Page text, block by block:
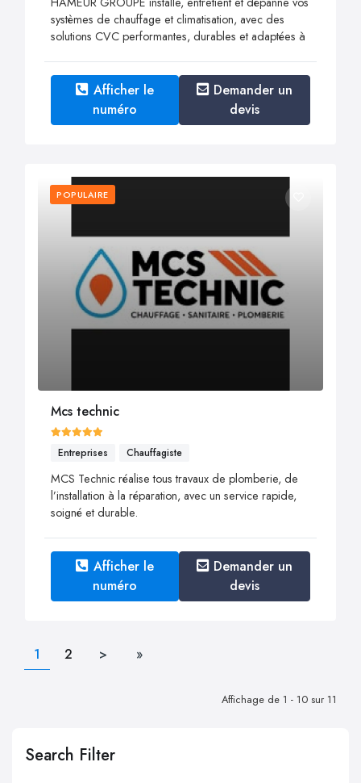
Search Filter
systèmes de chauffage et climatisation, avec des
solutions CVC performantes, durables et adaptées à
Afficher le
numéro
Demander un
devis
POPULAIRE
Mcs technic
Entreprises Chauffagiste
MCS Technic réalise tous travaux de plomberie, de
l’installation à la réparation, avec un service rapide,
soigné et durable.
Afficher le
numéro
Demander un
devis
1 2 > »
Affichage de 1 - 10 sur 11